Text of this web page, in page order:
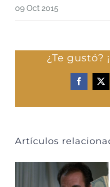
09 Oct 2015
¿Te gustó?
Facebook
X
Artículos